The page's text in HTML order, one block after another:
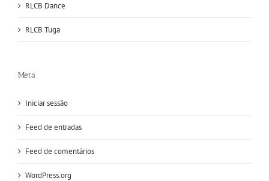
RLCB Dance
RLCB Tuga
Meta
Iniciar sessão
Feed de entradas
Feed de comentários
WordPress.org